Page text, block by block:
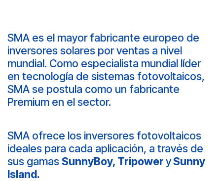
SMA es el mayor fabricante europeo de
inversores solares por ventas a nivel
mundial. Como especialista mundial líder
en tecnología de sistemas fotovoltaicos,
SMA se postula como un fabricante
Premium en el sector.
SMA ofrece los inversores fotovoltaicos
ideales para cada aplicación, a través de
sus gamasSunnyBoy, TripowerySunny
Island.